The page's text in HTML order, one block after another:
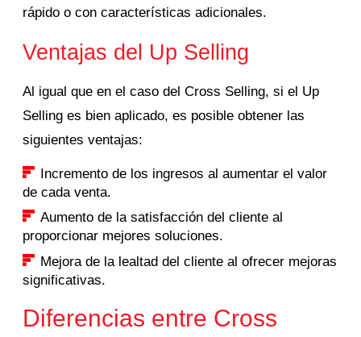
rápido o con características adicionales.
Ventajas del Up Selling
Al igual que en el caso del Cross Selling, si el Up
Selling es bien aplicado, es posible obtener las
siguientes ventajas:
Incremento de los ingresos al aumentar el valor
de cada venta.
Aumento de la satisfacción del cliente al
proporcionar mejores soluciones.
Mejora de la lealtad del cliente al ofrecer mejoras
significativas.
Diferencias entre Cross